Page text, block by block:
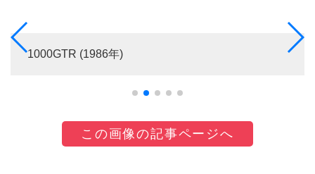
1000GTR (1986年)
この画像の記事ページへ